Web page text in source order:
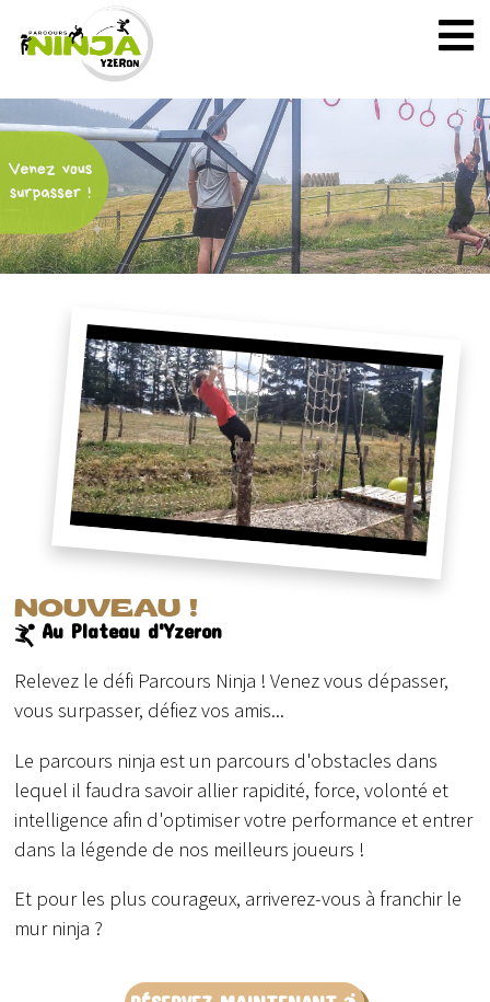
NOUVEAU !
Au Plateau d'Yzeron
Relevez le défi Parcours Ninja ! Venez vous dépasser,
vous surpasser, défiez vos amis...
Le parcours ninja est un parcours d'obstacles dans
lequel il faudra savoir allier rapidité, force, volonté et
intelligence afin d'optimiser votre performance et entrer
dans la légende de nos meilleurs joueurs !
Et pour les plus courageux, arriverez-vous à franchir le
mur ninja ?